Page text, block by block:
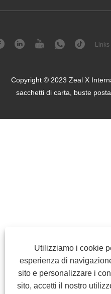
Utilizziamo i cookie
esperienza di
sito e personalizzare i
sito, accetti il ​​nostro
Links
Copyright © 2023 Zeal X
sacchetti di carta, buste